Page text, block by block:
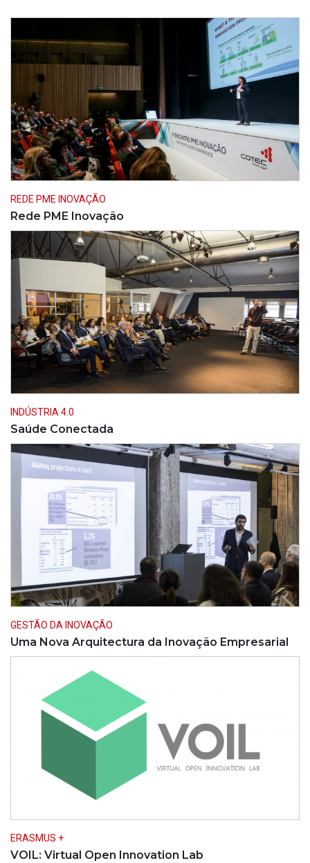
REDE PME INOVAÇÃO
Rede PME Inovação
INDÚSTRIA 4.0
Saúde Conectada
GESTÃO DA INOVAÇÃO
Uma Nova Arquitectura da Inovação Empresarial
ERASMUS +
VOIL: Virtual Open Innovation Lab